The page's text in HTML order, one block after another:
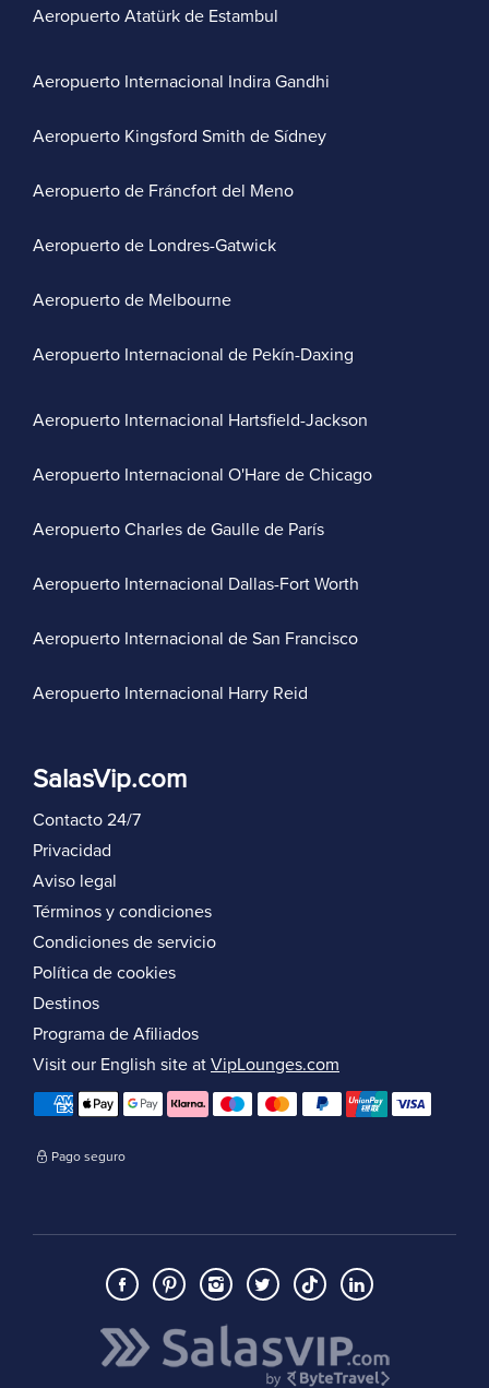
Aeropuerto Atatürk de Estambul
Aeropuerto Internacional Indira Gandhi
Aeropuerto Kingsford Smith de Sídney
Aeropuerto de Fráncfort del Meno
Aeropuerto de Londres-Gatwick
Aeropuerto de Melbourne
Aeropuerto Internacional de Pekín-Daxing
Aeropuerto Internacional Hartsfield-Jackson
Aeropuerto Internacional O'Hare de Chicago
Aeropuerto Charles de Gaulle de París
Aeropuerto Internacional Dallas-Fort Worth
Aeropuerto Internacional de San Francisco
Aeropuerto Internacional Harry Reid
SalasVip.com
Contacto 24/7
Privacidad
Aviso legal
Términos y condiciones
Condiciones de servicio
Política de cookies
Destinos
Programa de Afiliados
Visit our English site at VipLounges.com
Pago seguro